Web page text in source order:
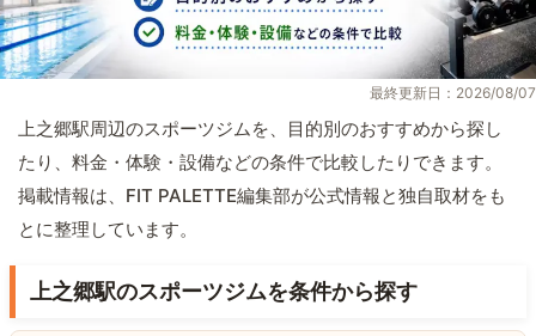
最終更新日：2026/08/07
上之郷駅周辺のスポーツジムを、目的別のおすすめから探し
たり、料金・体験・設備などの条件で比較したりできます。
掲載情報は、FIT PALETTE編集部が公式情報と独自取材をも
とに整理しています。
上之郷駅のスポーツジムを条件から探す